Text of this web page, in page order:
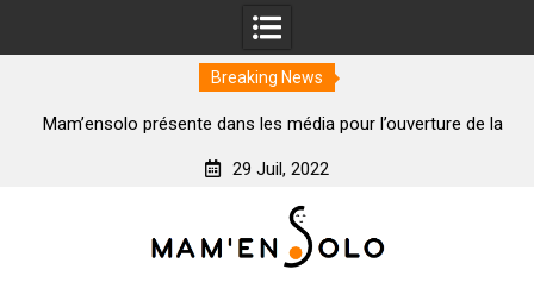
Breaking News
Mam’ensolo présente dans les média pour l’ouverture de la
29 Juil, 2022